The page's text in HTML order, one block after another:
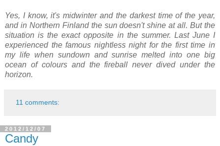
Yes, I know, it's midwinter and the darkest time of the year,
and in Northern Finland the sun doesn't shine at all. But the
situation is the exact opposite in the summer. Last June I
experienced the famous nightless night for the first time in
my life when sundown and sunrise melted into one big
ocean of colours and the fireball never dived under the
horizon.
11 comments:
2012/12/07
Candy